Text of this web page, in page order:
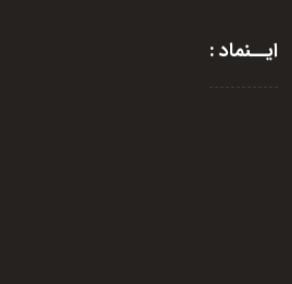
ایــنماد :